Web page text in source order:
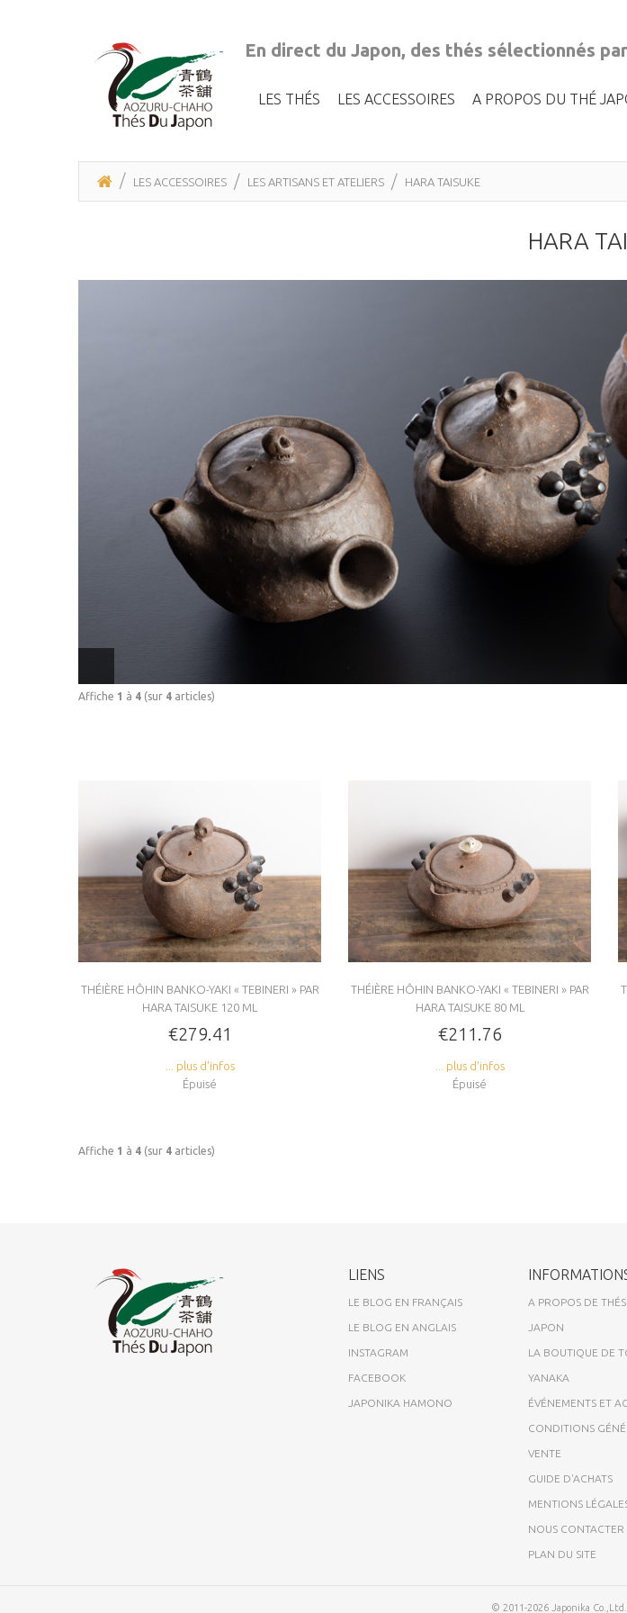
En direct du Japon, des thés sélectionnés
LES THÉS LES ACCESSOIRES A PROPOS DU THÉ
LES ACCESSOIRES LES ARTISANS ET ATELIERS HARA TAISUKE
HARA
Affiche 1 à 4 (sur 4 articles)
THÉIÈRE HÔHIN BANKO-YAKI « TEBINERI » PAR
HARA TAISUKE 120 ML
€279.41
... plus d'infos
Épuisé
THÉIÈRE HÔHIN BANKO-YAKI « TEBINERI » PAR
HARA TAISUKE 80 ML
€211.76
... plus d'infos
Épuisé
Affiche 1 à 4 (sur 4 articles)
LIENS
LE BLOG EN FRANÇAIS
LE BLOG EN ANGLAIS
INSTAGRAM
FACEBOOK
JAPONIKA HAMONO
A PROPOS DE
JAPON
LA BOUTIQUE DE
YANAKA
ÉVÉNEMENTS ET
CONDITIONS
VENTE
GUIDE D'ACHATS
MENTIONS
NOUS CONTACTER
PLAN DU SITE
© 2011-2026 Japonika